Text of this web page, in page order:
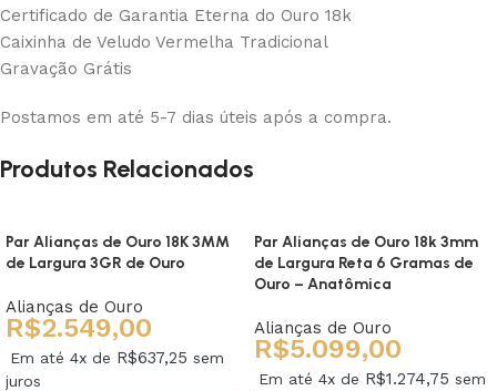
Certificado de Garantia Eterna do Ouro 18k
Caixinha de Veludo Vermelha Tradicional
Gravação Grátis
Postamos em até 5-7 dias úteis após a compra.
Produtos Relacionados
Par Alianças de Ouro 18K 3MM
de Largura 3GR de Ouro
Alianças de Ouro
R$2.549,00
Em até 4x de R$637,25 sem
juros
Par Alianças de Ouro 18k 3mm
de Largura Reta 6 Gramas de
Ouro – Anatômica
Alianças de Ouro
R$5.099,00
Em até 4x de R$1.274,75 sem